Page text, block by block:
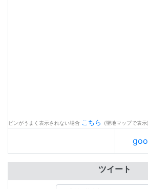
ピンがうまく表示されない場合 こちら (聖地マップで表示)
ツイート